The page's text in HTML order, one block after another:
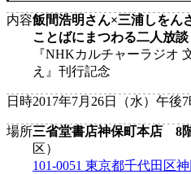
内容飯間浩明さん×三浦しをん
ことばにまつわる二人放談
『NHKカルチャーラジオ
え』刊行記念
日時2017年7月26日（水）午後
場所三省堂書店神保町本店 8
区）
101-0051 東京都千代田区